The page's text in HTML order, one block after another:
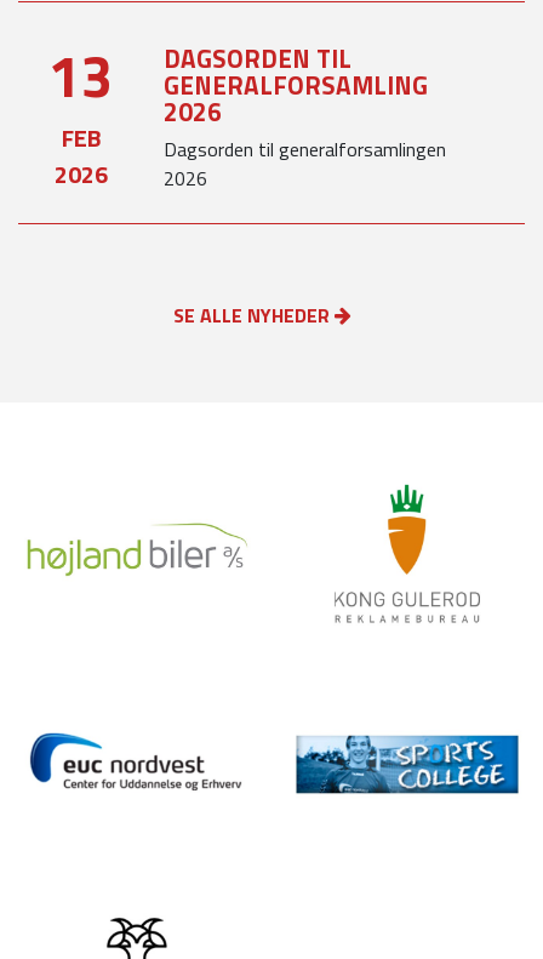
13
FEB
2026
DAGSORDEN TIL
GENERALFORSAMLING
2026
Dagsorden til generalforsamlingen
2026
SE ALLE NYHEDER